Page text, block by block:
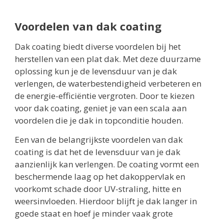
Voordelen van dak coating
Dak coating biedt diverse voordelen bij het
herstellen van een plat dak. Met deze duurzame
oplossing kun je de levensduur van je dak
verlengen, de waterbestendigheid verbeteren en
de energie-efficiëntie vergroten. Door te kiezen
voor dak coating, geniet je van een scala aan
voordelen die je dak in topconditie houden.
Een van de belangrijkste voordelen van dak
coating is dat het de levensduur van je dak
aanzienlijk kan verlengen. De coating vormt een
beschermende laag op het dakoppervlak en
voorkomt schade door UV-straling, hitte en
weersinvloeden. Hierdoor blijft je dak langer in
goede staat en hoef je minder vaak grote